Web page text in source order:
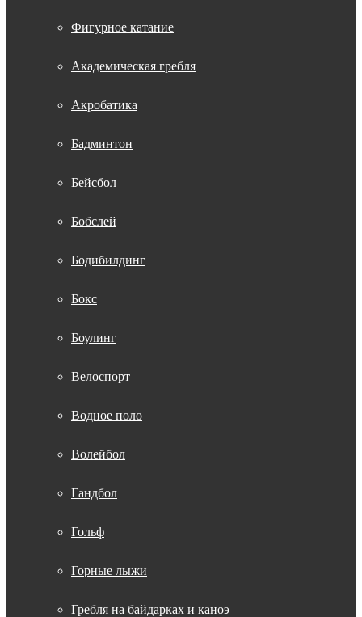
Фигурное катание
Академическая гребля
Акробатика
Бадминтон
Бейсбол
Бобслей
Бодибилдинг
Бокс
Боулинг
Велоспорт
Водное поло
Волейбол
Гандбол
Гольф
Горные лыжи
Гребля на байдарках и каноэ